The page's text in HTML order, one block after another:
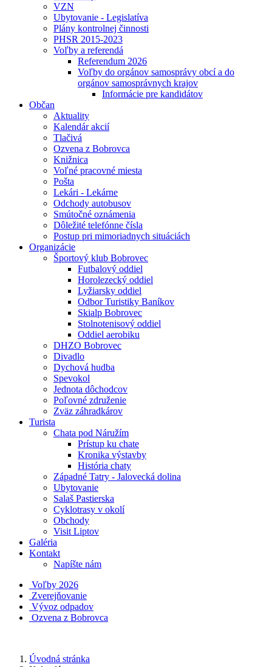
VZN
Ubytovanie - Legislatíva
Plány kontrolnej činnosti
PHSR 2015-2023
Voľby a referendá
Referendum 2026
Voľby do orgánov samosprávy obcí a do
orgánov samosprávnych krajov
Informácie pre kandidátov
Občan
Aktuality
Kalendár akcií
Tlačivá
Ozvena z Bobrovca
Knižnica
Voľné pracovné miesta
Pošta
Lekári - Lekárne
Odchody autobusov
Smútočné oznámenia
Dôležité telefónne čísla
Postup pri mimoriadnych situáciách
Organizácie
Športový klub Bobrovec
Futbalový oddiel
Horolezecký oddiel
Lyžiarsky oddiel
Odbor Turistiky Baníkov
Skialp Bobrovec
Stolnotenisový oddiel
Oddiel aerobiku
DHZO Bobrovec
Divadlo
Dychová hudba
Spevokol
Jednota dôchodcov
Poľovné združenie
Zväz záhradkárov
Turista
Chata pod Náružím
Prístup ku chate
Kronika výstavby
História chaty
Západné Tatry - Jalovecká dolina
Ubytovanie
Salaš Pastierska
Cyklotrasy v okolí
Obchody
Visit Liptov
Galéria
Kontakt
Napíšte nám
Voľby 2026
Zverejňovanie
Vývoz odpadov
Ozvena z Bobrovca
Úvodná stránka